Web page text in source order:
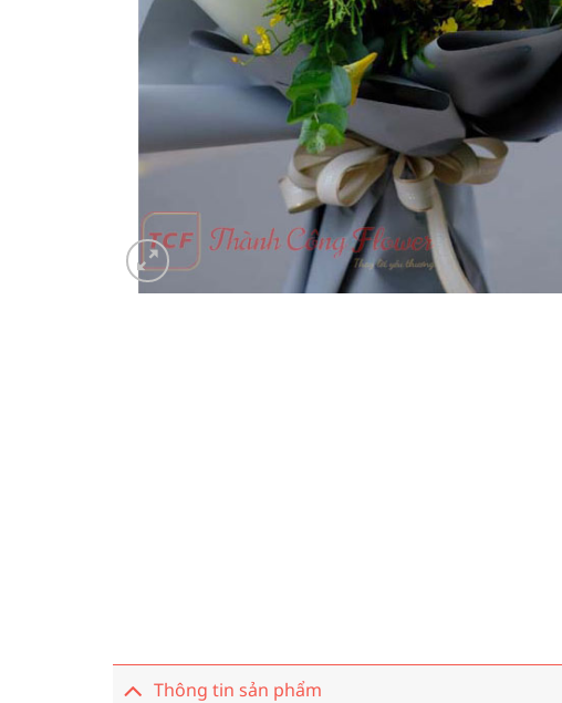
Thông tin sản phẩm